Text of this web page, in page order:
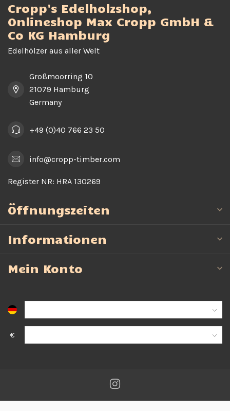
Cropp's Edelholzshop,
Onlineshop Max Cropp GmbH &
Co KG Hamburg
Edelhölzer aus aller Welt
Großmoorring 10
21079 Hamburg
Germany
+49 (0)40 766 23 50
info@cropp-timber.com
Register NR: HRA 130269
Öffnungszeiten
Informationen
Mein Konto
€